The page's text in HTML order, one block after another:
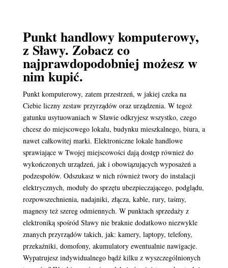
Punkt handlowy komputerowy,
z Sławy. Zobacz co
najprawdopodobniej możesz w
nim kupić.
Punkt komputerowy, zatem przestrzeń, w jakiej czeka na
Ciebie liczny zestaw przyrządów oraz urządzenia. W tegoż
gatunku usytuowaniach w Sławie odkryjesz wszystko, czego
chcesz do miejscowego lokalu, budynku mieszkalnego, biura, a
nawet całkowitej marki. Elektroniczne lokale handlowe
sprawiające w Twojej miejscowości dają dostęp również do
wykończonych urządzeń, jak i obowiązujących wyposażeń a
podzespołów. Odszukasz w nich również twory do instalacji
elektrycznych, moduły do sprzętu ubezpieczającego, podglądu,
rozpowszechnienia, nadajniki, złącza, kable, rury, taśmy,
magnesy też szereg odmiennych. W punktach sprzedaży z
elektroniką spośród Sławy nie braknie dodatkowo niezwykle
znanych przyrządów takich, jak: kamery, laptopy, telefony,
przekaźniki, domofony, akumulatory ewentualnie nawigacje.
Wypatrujesz indywidualnego bądź kilku z wyszczególnionych